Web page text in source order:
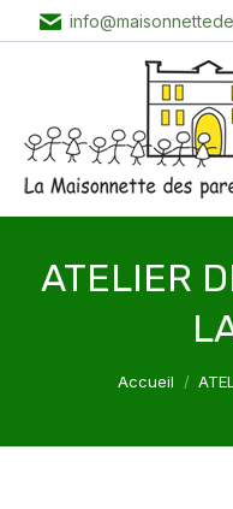
ATELIER
Vous êtes ici :
Accueil